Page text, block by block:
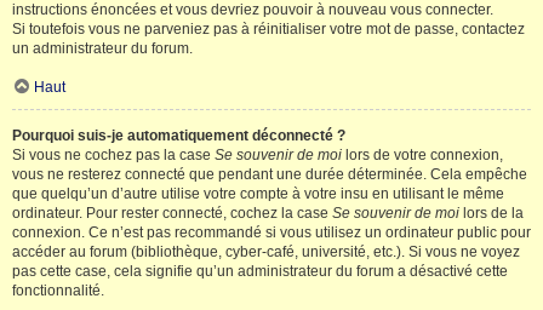
instructions énoncées et vous devriez pouvoir à nouveau vous connecter.
Si toutefois vous ne parveniez pas à réinitialiser votre mot de passe, contactez
un administrateur du forum.
Haut
Pourquoi suis-je automatiquement déconnecté ?
Si vous ne cochez pas la case Se souvenir de moi lors de votre connexion,
vous ne resterez connecté que pendant une durée déterminée. Cela empêche
que quelqu’un d’autre utilise votre compte à votre insu en utilisant le même
ordinateur. Pour rester connecté, cochez la case Se souvenir de moi lors de la
connexion. Ce n’est pas recommandé si vous utilisez un ordinateur public pour
accéder au forum (bibliothèque, cyber-café, université, etc.). Si vous ne voyez
pas cette case, cela signifie qu’un administrateur du forum a désactivé cette
fonctionnalité.